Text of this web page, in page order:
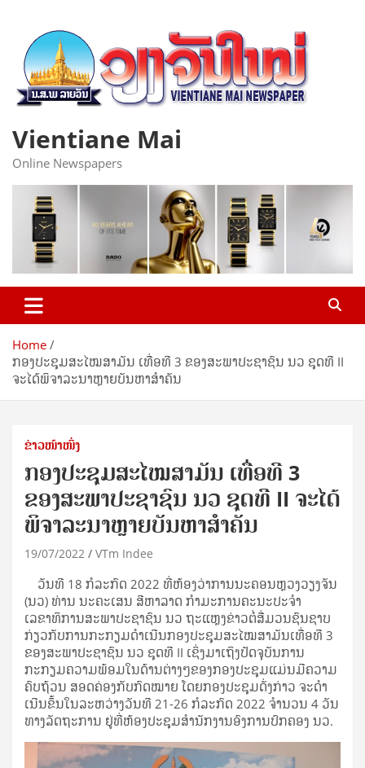
content
Vientiane Mai
Online Newspapers
Home
ກອງປະຊຸມສະໄໝສາມັນ ເທື່ອທີ 3 ຂອງສະພາປະຊາຊົນ ນວ ຊຸດທີ II
ຈະໄດ້ພິຈາລະນາຫຼາຍບັນຫາສຳຄັນ
ຂ່າວໜ້າໜຶ່ງ
ກອງປະຊຸມສະໄໝສາມັນ ເທື່ອທີ 3
ຂອງສະພາປະຊາຊົນ ນວ ຊຸດທີ II ຈະໄດ້
ພິຈາລະນາຫຼາຍບັນຫາສຳຄັນ
19/07/2022 VTm Indee
ວັນທີ 18 ກໍລະກົດ 2022 ທີ່ຫ້ອງວ່າການນະຄອນຫຼວງວຽງຈັນ
(ນວ) ທ່ານ ນະຄະເສນ ສີຫາລາດ ກຳມະການຄະນະປະຈໍາ
ເລຂາທິການສະພາປະຊາຊົນ ນວ ຖະແຫຼງຂ່າວຕໍ່ສື່ມວນຊົນຊາບ
ກ່ຽວກັບການກະກຽມດຳເນີນກອງປະຊຸມສະໄໝສາມັນເທື່ອທີ 3
ຂອງສະພາປະຊາຊົນ ນວ ຊຸດທີ II ເຊິ່ງມາເຖິງປັດຈຸບັນການ
ກະກຽມຄວາມພ້ອມໃນດ້ານຕ່າງໆຂອງກອງປະຊຸມແມ່ນມີຄວາມ
ຄົບຖ້ວນ ສອດຄ່ອງກັບກົດໝາຍ ໂດຍກອງປະຊຸມດັ່ງກ່າວ ຈະດໍາ
ເນີນຂຶ້ນໃນລະຫວ່າງວັນທີ 21-26 ກໍລະກົດ 2022 ຈໍານວນ 4 ວັນ
ທາງລັດຖະການ ຢູ່ທີ່ຫ້ອງປະຊຸມສຳນັກງານອົງການປົກຄອງ ນວ.